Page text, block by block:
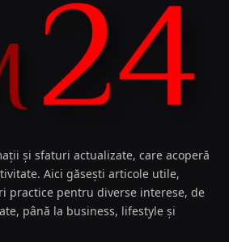
și sfaturi actualizate, care acoperă
Aici găsești articole utile,
practice pentru diverse interese, de
până la business, lifestyle și